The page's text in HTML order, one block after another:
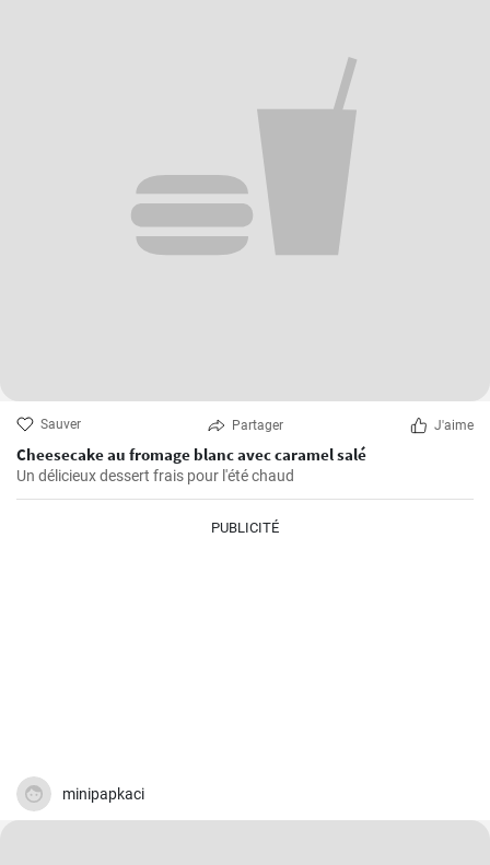
Sauver Partager J'aime
Cheesecake au fromage blanc avec caramel salé
Un délicieux dessert frais pour l'été chaud
PUBLICITÉ
minipapkaci